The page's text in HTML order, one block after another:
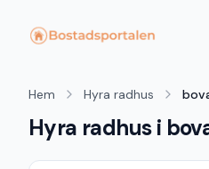
Hem Hyra radhus
Hyra radhus i